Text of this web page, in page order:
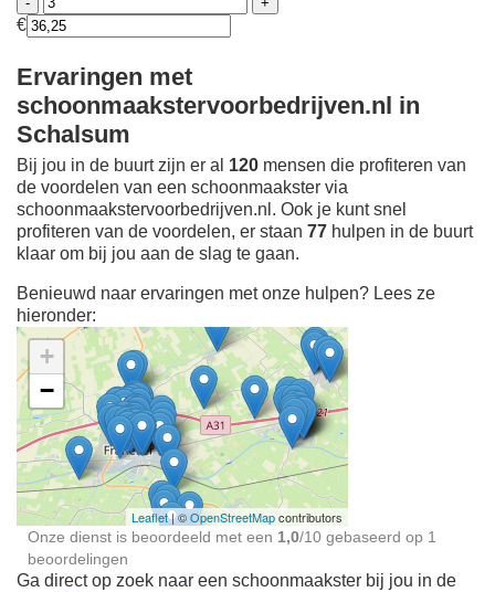
€
Ervaringen met
schoonmaakstervoorbedrijven.nl in
Schalsum
Bij jou in de buurt zijn er al 120 mensen die profiteren van
de voordelen van een schoonmaakster via
schoonmaakstervoorbedrijven.nl. Ook je kunt snel
profiteren van de voordelen, er staan 77 hulpen in de buurt
klaar om bij jou aan de slag te gaan.
Benieuwd naar ervaringen met onze hulpen? Lees ze
hieronder:
Ontdek meer ervaringen
Schoonmaakster bij
jou in de buurt
+
−
Leaflet| ©OpenStreetMapcontributors
Onze dienst is beoordeeld met een 1,0/10 gebaseerd op 1
beoordelingen
Ga direct op zoek naar een schoonmaakster bij jou in de